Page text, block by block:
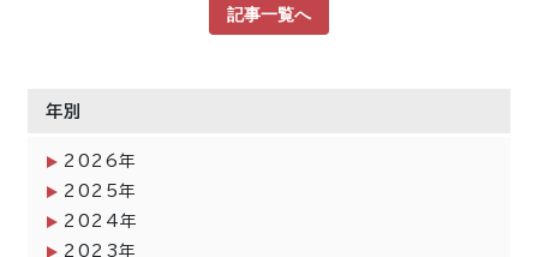
記事一覧へ
年別
2026年
2025年
2024年
2023年